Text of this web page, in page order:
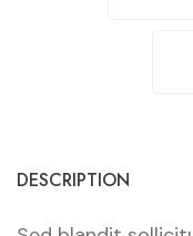
DESCRIPTION